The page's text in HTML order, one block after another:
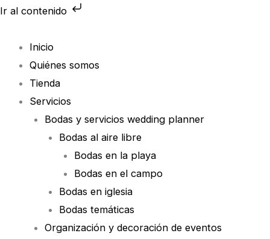
Ir al contenido
Ir
contenido
Inicio
Quiénes somos
Tienda
Servicios
Bodas y servicios wedding planner
Bodas al aire libre
Bodas en la playa
Bodas en el campo
Bodas en iglesia
Bodas temáticas
Organización y decoración de eventos